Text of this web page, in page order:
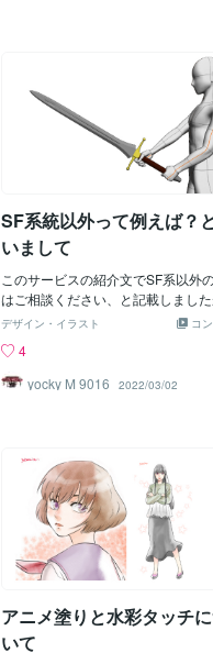
っていうものです。バイクの免許持
ないんですけどねｗ。それでこの素
使って作ったのがこちら。↓背景と
と乗り物を3D素材として作ってイラ
に仕上げるという手間のかかること
ってました。しかしながら、描きた
図がより広がり、技能は向上したん
ないかとも思う次第です。これから
ろしくお願いします。
SF系統以外って例えば？
いまして
このサービスの紹介文でSF系以外
はご相談ください、と記載しまし
じゃあどんなの作れるんだろうと
作ってみました。ロングソード・
ァイル・サイズ：124 KB (127,820
ト)・鞘、可動部なし・史実のもの
画像は、CLIP STUDIO PAINT
t) ver.1.11.10で読み込んでJPEGで
した物を使用しています。一応、ク
タの3Dデッサン人形と使えるように
率を変更しなくても使用できます。
コ
デザイン・イラスト
4
yocky M 9016
2022/03/02
アニメ塗りと水彩タッチ
いて